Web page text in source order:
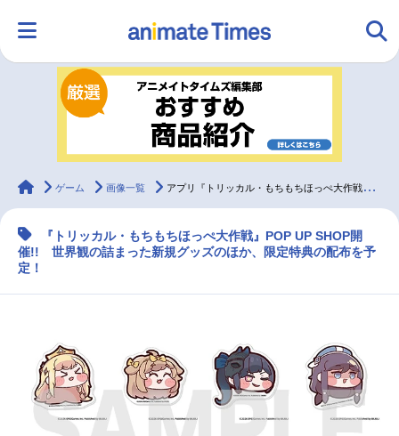
ランキング アニメ
ラジオ みんなの声
マンガ・ラノベ ゲーム・アプリ 音楽 コスプレ
最新記事一覧
アニメ記事一覧 声優記事一覧
アニメ映画一覧 実写化映画一覧
animateTimes
ゲーム 画像一覧 アプリ『トリッカル・もちもちほっぺ大作戦』POP UP SHOP開催!!
『トリッカル・もちもちほっぺ大作戦』POP UP SHOP開
催!! 世界観の詰まった新規グッズのほか、限定特典の配布を予
定！